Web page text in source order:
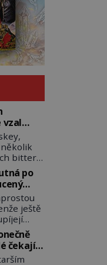
vzal
bitters
a
tu! A
ať místo
rye
se
po
brčko
ještě
dutými
dobře,
čekají
pět